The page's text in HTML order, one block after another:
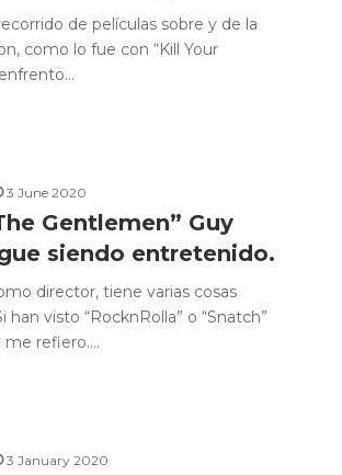
de películas sobre y de la
como lo fue con “Kill Your
3 June 2020
Gentlemen” Guy
siendo entretenido.
director, tiene varias cosas
han visto “RocknRolla” o “Snatch”
me refiero.…
3 January 2020